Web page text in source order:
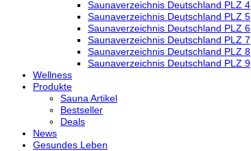
Saunaverzeichnis Deutschland PLZ 4
Saunaverzeichnis Deutschland PLZ 5
Saunaverzeichnis Deutschland PLZ 6
Saunaverzeichnis Deutschland PLZ 7
Saunaverzeichnis Deutschland PLZ 8
Saunaverzeichnis Deutschland PLZ 9
Wellness
Produkte
Sauna Artikel
Bestseller
Deals
News
Gesundes Leben